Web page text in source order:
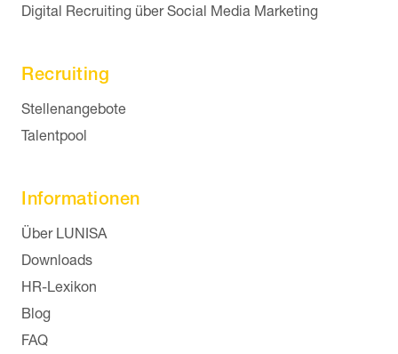
Digital Recruiting über Social Media Marketing
Recruiting
Navigation überspringen
Stellenangebote
Talentpool
Informationen
Navigation überspringen
Über LUNISA
Downloads
HR-Lexikon
Blog
FAQ